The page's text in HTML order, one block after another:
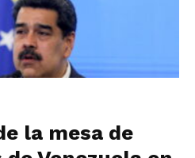
|
Ultima
la mesa de